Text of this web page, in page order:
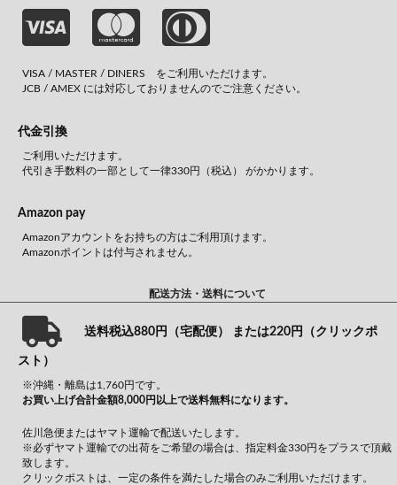
VISA / MASTER / DINERS をご利用いただけます。
JCB / AMEX には対応しておりませんのでご注意ください。
代金引換
ご利用いただけます。
代引き手数料の一部として一律330円（税込） がかかります。
Amazon pay
Amazonアカウントをお持ちの方はご利用頂けます。
Amazonポイントは付与されません。
配送方法・送料について
送料税込880円（宅配便） または220円（クリックポ
スト）
※沖縄・離島は1,760円です。
お買い上げ合計金額8,000円以上で送料無料になります。
佐川急便またはヤマト運輸で配送いたします。
※必ずヤマト運輸での出荷をご希望の場合は、指定料金330円をプラスで頂戴
致します。
クリックポストは、一定の条件を満たした場合のみご利用いただけます。